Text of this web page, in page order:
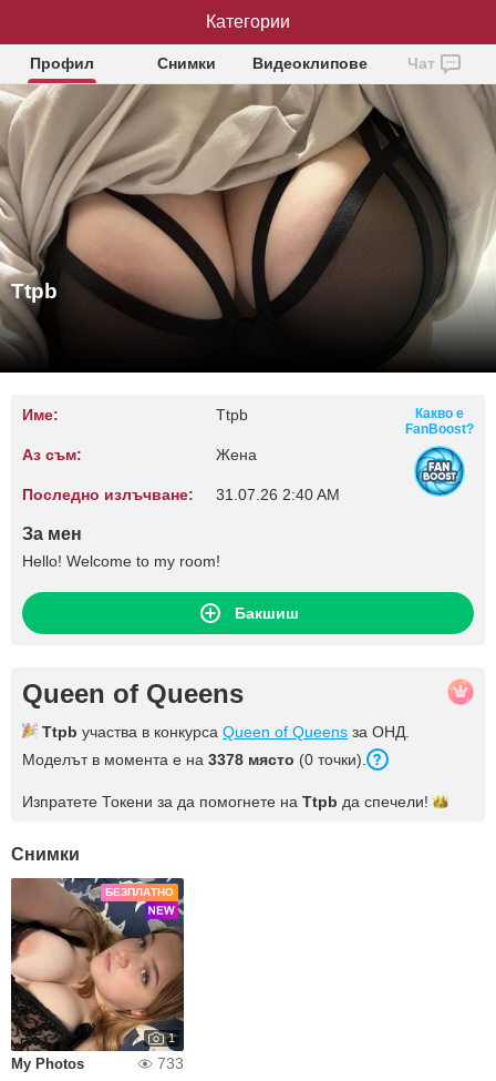
Ttpb
Профил Снимки Видеоклипове Чат
Ttpb
Име: Ttpb
Аз съм: Жена
Последно излъчване: 31.07.26 2:40 AM
Какво е
FanBoost?
За мен
Hello! Welcome to my room!
Бакшиш
Queen of Queens
Ttpb участва в конкурса Queen of Queens за ОНД.
Моделът в момента е на 3378 място (0 точки).
Изпратете Токени за да помогнете на Ttpb да спечели!
Снимки
БЕЗПЛАТНО
1
My Photos
733
Категории